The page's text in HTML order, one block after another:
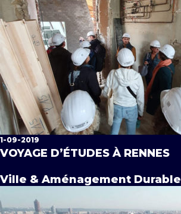
1-09-2019
VOYAGE D’ÉTUDES À RENNES
Ville & Aménagement Durable